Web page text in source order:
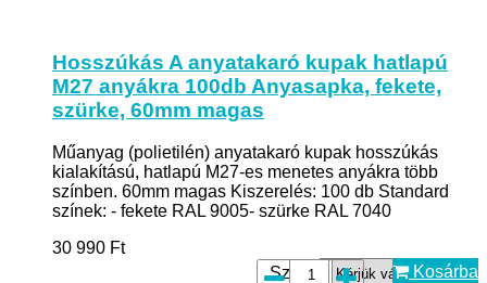
Hosszúkás A anyatakaró kupak hatlapú
M27 anyákra 100db Anyasapka, fekete,
szürke, 60mm magas
Műanyag (polietilén) anyatakaró kupak hosszúkás
kialakítású, hatlapú M27-es menetes anyákra több
színben. 60mm magas Kiszerelés: 100 db Standard
színek: - fekete RAL 9005- szürke RAL 7040
30 990 Ft
Szín*:
Kosárba